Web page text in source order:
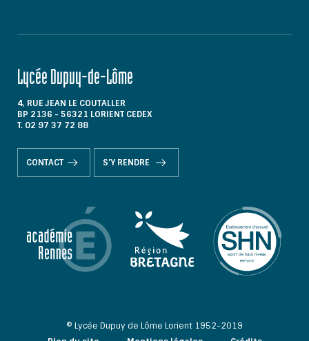
Lycée Dupuy-de-Lôme
4, RUE JEAN LE COUTALLER
BP 2136 - 56321 LORIENT CEDEX
T. 02 97 37 72 88
CONTACT S'Y RENDRE
© Lycée Dupuy de Lôme Lorient 1952-2019